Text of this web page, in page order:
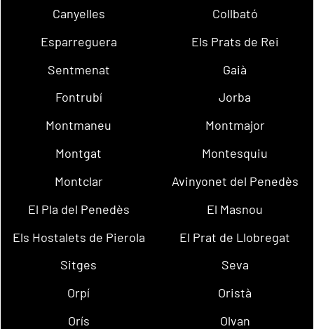
Canyelles
Collbató
Esparreguera
Els Prats de Rei
Sentmenat
Gaià
Fontrubí
Jorba
Montmaneu
Montmajor
Montgat
Montesquiu
Montclar
Avinyonet del Penedès
El Pla del Penedès
El Masnou
Els Hostalets de Pierola
El Prat de Llobregat
Sitges
Seva
Orpí
Oristà
Orís
Olvan